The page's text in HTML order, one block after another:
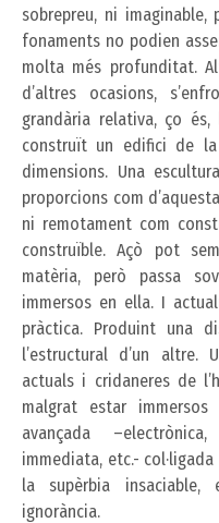
sobrepreu, ni
fonaments no podien
molta més profunditat.
d’altres ocasions,
grandària relativa, ço és,
construït un edifici de
dimensions. Una
proporcions com
ni remotament com
construïble. Açò pot
matèria, però passa
immersos en ella. I
pràctica. Produint una
l’estructural d’un altre.
actuals i cridaneres de
malgrat estar
avançada
immediata, etc.-
la supèrbia insaciable,
ignorància.